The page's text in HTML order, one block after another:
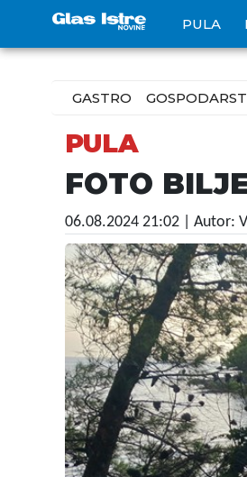
PULA
GASTRO
PULA
FOTO
06.08.2024 21:02 | Autor: